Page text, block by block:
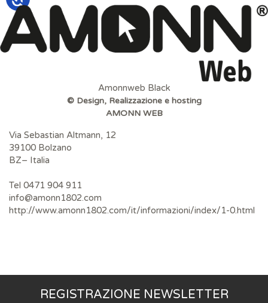
Amonnweb Black
© Design, Realizzazione e hosting
AMONN WEB
Via Sebastian Altmann, 12
39100 Bolzano
BZ– Italia
Tel 0471 904 911
info@amonn1802.com
http://www.amonn1802.com/it/informazioni/index/1-0.html
REGISTRAZIONE NEWSLETTER